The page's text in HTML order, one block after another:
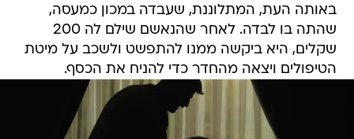
באותה העת, המתלוננת, שעבדה במכון כמעסה,
שהתה בו לבדה. לאחר שהנאשם שילם לה 200
שקלים, היא ביקשה ממנו להתפשט ולשכב על מיטת
הטיפולים ויצאה מהחדר כדי להניח את הכסף.